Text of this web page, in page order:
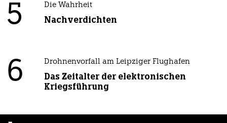
5 Die Wahrheit
Nachverdichten
6 Drohnenvorfall am Leipziger Flughafen
Das Zeitalter der elektronischen
Kriegsführung